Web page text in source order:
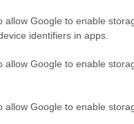
allow Google to enable
identifiers in apps.
allow Google to enable
allow Google to enable
από
κέρδη περίπου
εκ. από την
έκτακτα μεγέθη,
στο 3Μ2022 είναι